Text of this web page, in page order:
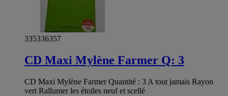
335336357
CD Maxi Mylène Farmer Q: 3
CD Maxi Mylène Farmer Quantité : 3 A tout jamais Rayon
vert Rallumer les étoiles neuf et scellé